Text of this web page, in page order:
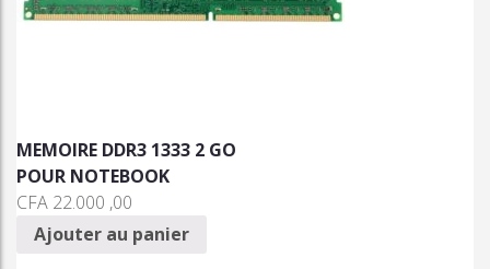
MEMOIRE DDR3 1333 2 GO
POUR NOTEBOOK
CFA 22.000 ,00
Ajouter au panier